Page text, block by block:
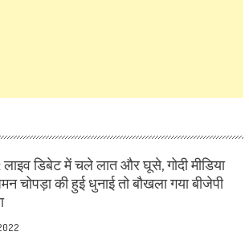
लाइव डिबेट में चले लात और घूसे, गोदी मीडिया
चोपड़ा की हुई धुनाई तो बौखला गया बीजेपी